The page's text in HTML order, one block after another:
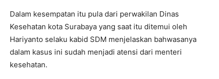
Dalam kesempatan itu pula dari perwakilan Dinas
Kesehatan kota Surabaya yang saat itu ditemui oleh
Hariyanto selaku kabid SDM menjelaskan bahwasanya
dalam kasus ini sudah menjadi atensi dari menteri
kesehatan.